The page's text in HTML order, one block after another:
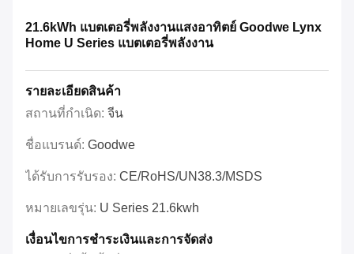
21.6kWh แบตเตอรี่พลังงานแสงอาทิตย์ Goodwe Lynx
Home U Series แบตเตอรี่พลังงาน
รายละเอียดสินค้า
สถานที่กำเนิด: จีน
ชื่อแบรนด์: Goodwe
ได้รับการรับรอง: CE/RoHS/UN38.3/MSDS
หมายเลขรุ่น: U Series 21.6kwh
เงื่อนไขการชําระเงินและการจัดส่ง